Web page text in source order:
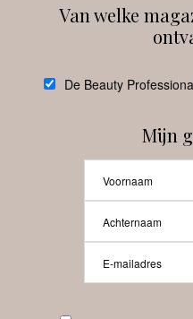
Van welke
De Beauty
Mijn